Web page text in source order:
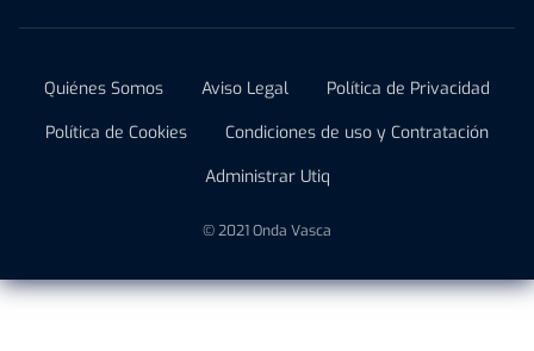
Quiénes Somos Aviso Legal
Política de Privacidad
Política de Cookies
Condiciones de uso y Contratación
Administrar Utiq
© 2021 Onda Vasca